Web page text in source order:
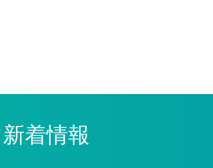
新着情報